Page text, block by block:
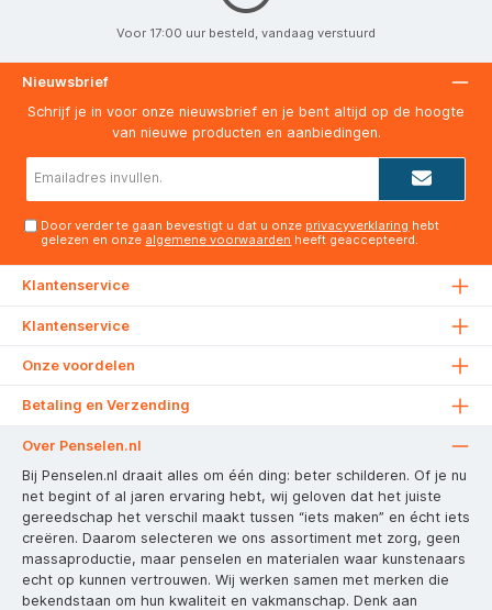
Voor 17:00 uur besteld, vandaag verstuurd
Nieuwsbrief
Schrijf je in voor onze nieuwsbrief en je bent altijd op de hoogte
van nieuwe producten en aanbiedingen.
Door verder te gaan bevestigt u dat u onze privacyverklaring hebt
gelezen en onze algemene voorwaarden heeft geaccepteerd.
Klantenservice
Klantenservice
Onze voordelen
Betaling en Verzending
Over Penselen.nl
Bij Penselen.nl draait alles om één ding: beter schilderen. Of je nu
net begint of al jaren ervaring hebt, wij geloven dat het juiste
gereedschap het verschil maakt tussen “iets maken” en écht iets
creëren. Daarom selecteren we ons assortiment met zorg, geen
massaproductie, maar penselen en materialen waar kunstenaars
echt op kunnen vertrouwen. Wij werken samen met merken die
bekendstaan om hun kwaliteit en vakmanschap. Denk aan